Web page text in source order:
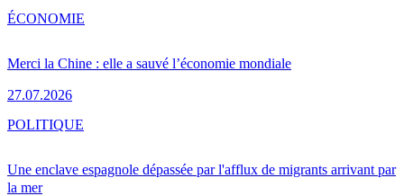
Merci la Chine : elle a sauvé l’économie mondiale
27.07.2026
ÉCONOMIE
Une enclave espagnole dépassée par l'afflux de migrants arrivant par
la mer
POLITIQUE